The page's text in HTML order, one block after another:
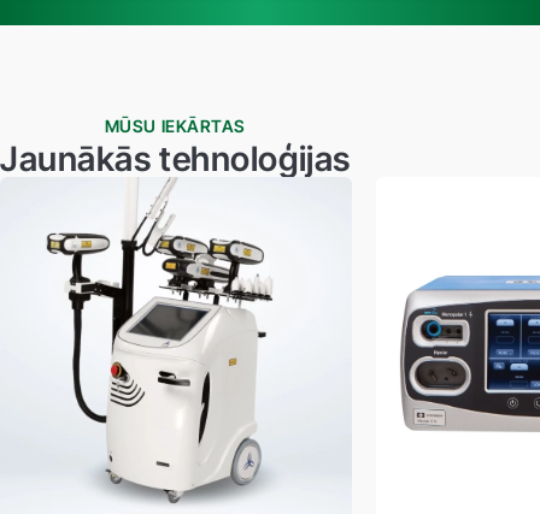
MŪSU IEKĀRTAS
Jaunākās tehnoloģijas